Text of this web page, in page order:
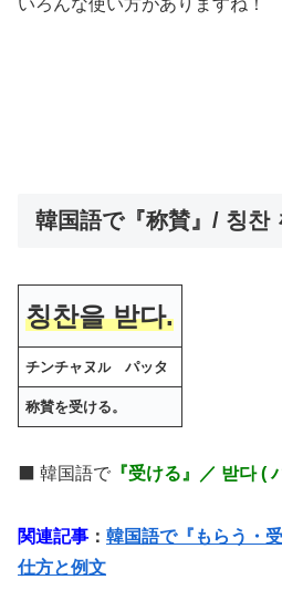
韓国語で『称賛』/ 칭찬
칭찬을 받다.
チンチャヌ ルパッタ
称賛を受ける。
⬛️ 韓国語で 『受ける』／ 받다 (
関連記事 ： 韓国語で『もらう・
仕方と例文